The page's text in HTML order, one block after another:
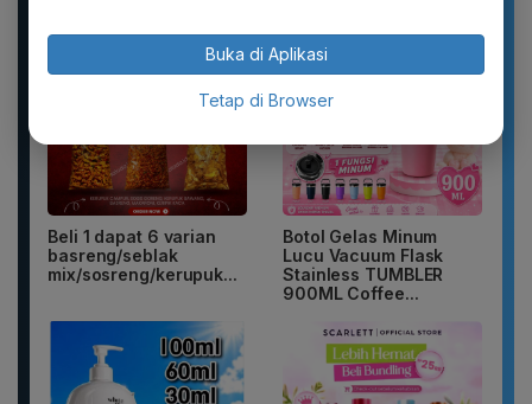
Beli 1 dapat 6 varian
basreng/seblak
mix/sosreng/kerupuk...
Botol Gelas Minum
Lucu Vacuum Flask
Stainless TUMBLER
900ML Coffee...
Buka di Aplikasi
Tetap di Browser